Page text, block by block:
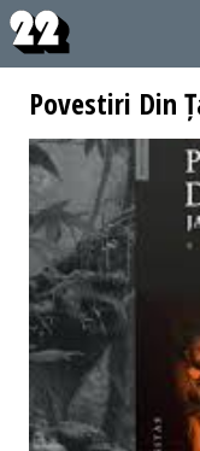
Povestiri Din